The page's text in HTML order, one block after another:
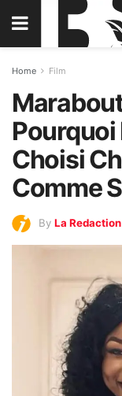
Home Film
Pourquoi
Choisi
Comme
By La Redaction